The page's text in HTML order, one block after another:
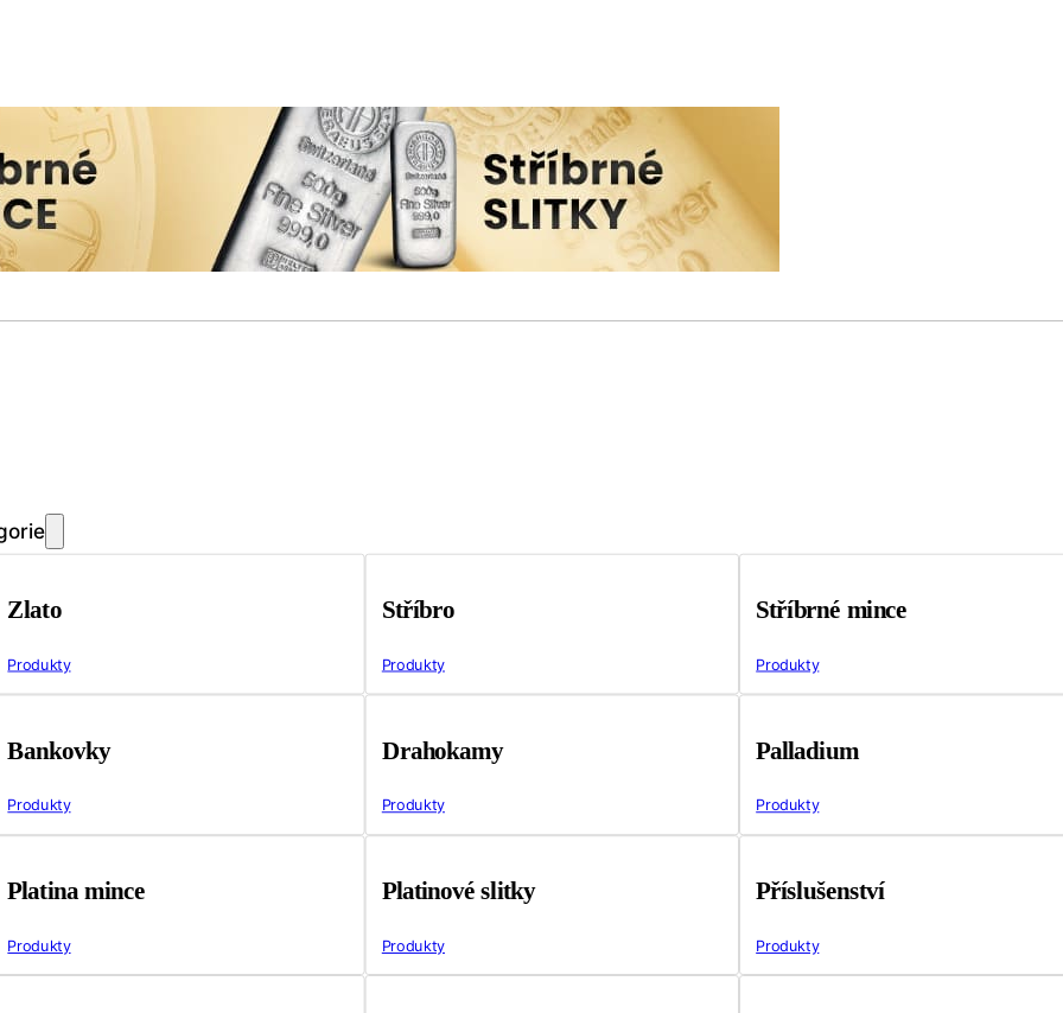
Zlato
Produkty
Stříbro
Produkty
Stříbrné mince
Produkty
Bankovky
Produkty
Drahokamy
Produkty
Palladium
Produkty
Platina mince
Produkty
Platinové slitky
Produkty
Příslušenství
Produkty